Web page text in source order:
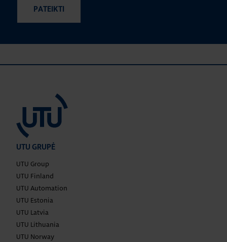
UTU GRUPĖ
UTU Group
UTU Finland
UTU Automation
UTU Estonia
UTU Latvia
UTU Lithuania
UTU Norway